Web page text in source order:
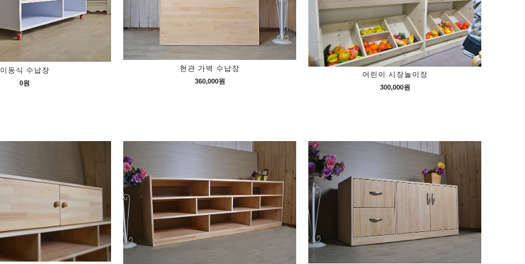
이동식 수납장
0원
현관 가벽 수납장
360,000원
어린이 시장놀이장
300,000원